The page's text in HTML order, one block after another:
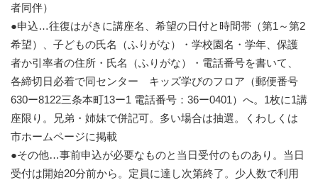
者同伴）
●申込…往復はがきに講座名、希望の日付と時間帯（第1～第2
希望）、子どもの氏名（ふりがな）・学校園名・学年、保護
者か引率者の住所・氏名（ふりがな）・電話番号を書いて、
各締切日必着で同センター キッズ学びのフロア（郵便番号
630ー8122三条本町13ー1 電話番号：36ー0401）へ。1枚に1講
座限り。兄弟・姉妹で併記可。多い場合は抽選。くわしくは
市ホームページに掲載
●その他…事前申込が必要なものと当日受付のものあり。当日
受付は開始20分前から。定員に達し次第終了。少人数で利用